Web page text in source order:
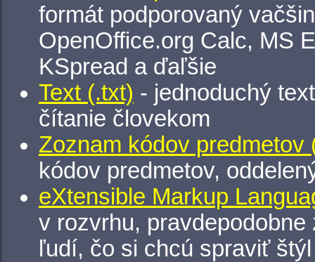
formát podporovaný
OpenOffice.org Calc, MS
KSpread a ďaľšie
Text (.txt) - jednoduchý
čítanie človekom
Zoznam kódov predmetov
kódov predmetov,
eXtensible Markup
v rozvrhu,
ľudí, čo si chcú spraviť